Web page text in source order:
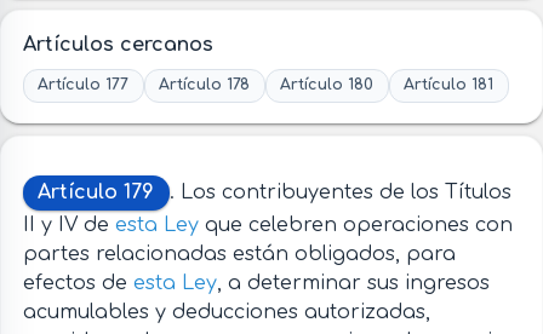
Artículos cercanos
Artículo 177 Artículo 178 Artículo 180 Artículo 181
Artículo 179
. Los contribuyentes de los Títulos
II y IV de esta Leyque celebren operaciones con
partes relacionadas están obligados, para
efectos de esta Ley, a determinar sus ingresos
acumulables y deducciones autorizadas,